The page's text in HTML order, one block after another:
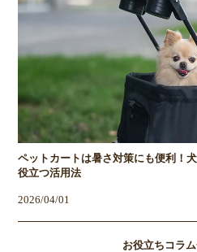
ペットカートは暑さ対策にも便利！
役立つ活用法
2026/04/01
お役立ちコラ